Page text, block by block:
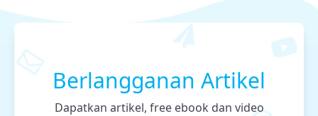
Berlangganan Artikel
Dapatkan artikel, free ebook dan video